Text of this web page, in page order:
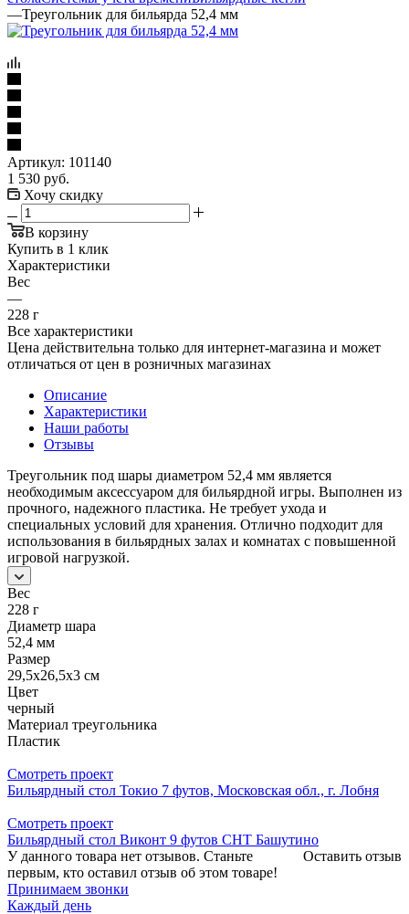
—Треугольник для бильярда 52,4 мм
Артикул: 101140
1 530 руб.
Хочу скидку
В корзину
Купить в 1 клик
Характеристики
Вес
—
228 г
Все характеристики
Цена действительна только для интернет-магазина и может
отличаться от цен в розничных магазинах
Описание
Характеристики
Наши работы
Отзывы
Треугольник под шары диаметром 52,4 мм является
необходимым аксессуаром для бильярдной игры. Выполнен из
прочного, надежного пластика. Не требует ухода и
специальных условий для хранения. Отлично подходит для
использования в бильярдных залах и комнатах с повышенной
игровой нагрузкой.
Вес
228 г
Диаметр шара
52,4 мм
Размер
29,5x26,5x3 см
Цвет
черный
Материал треугольника
Пластик
Смотреть проект
Бильярдный стол Токио 7 футов, Московская обл., г. Лобня
Смотреть проект
Бильярдный стол Виконт 9 футов СНТ Башутино
Оставить отзыв
У данного товара нет отзывов. Станьте
первым, кто оставил отзыв об этом товаре!
Принимаем звонки
Каждый день